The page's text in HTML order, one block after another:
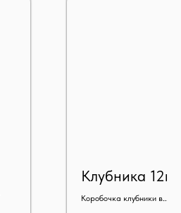
Клубника 12шт
Коробочка клубники в